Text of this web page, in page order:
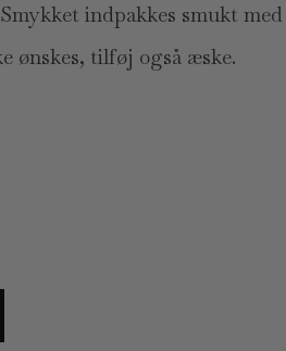
Smykket indpakkes smukt med
ønskes, tilføj også æske.